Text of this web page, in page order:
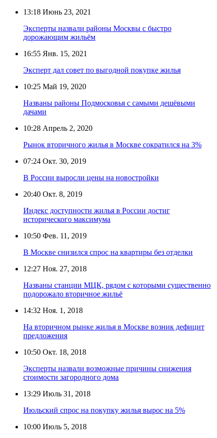
13:18 Июнь 23, 2021
Эксперты назвали районы Москвы с быстро
дорожающим жильём
16:55 Янв. 15, 2021
Эксперт дал совет по выгодной покупке жилья
10:25 Май 19, 2020
Названы районы Подмосковья с самыми дешёвыми
дачами
10:28 Апрель 2, 2020
Рынок вторичного жилья в Москве сократился на 3%
07:24 Окт. 30, 2019
В России выросли цены на новостройки
20:40 Окт. 8, 2019
Индекс доступности жилья в России достиг
исторического максимума
10:50 Фев. 11, 2019
В Москве снизился спрос на квартиры без отделки
12:27 Ноя. 27, 2018
Названы станции МЦК, рядом с которыми существенно
подорожало вторичное жильё
14:32 Ноя. 1, 2018
На вторичном рынке жилья в Москве возник дефицит
предложения
10:50 Окт. 18, 2018
Эксперты назвали возможные причины снижения
стоимости загородного дома
13:29 Июль 31, 2018
Июльский спрос на покупку жилья вырос на 5%
10:00 Июль 5, 2018